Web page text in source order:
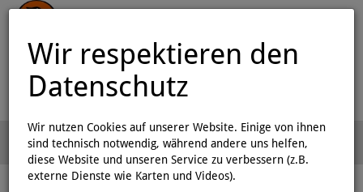
Wir respektieren den
Datenschutz
Wir nutzen Cookies auf unserer Website. Einige von ihnen
sind technisch notwendig, während andere uns helfen,
diese Website und unseren Service zu verbessern (z.B.
externe Dienste wie Karten und Videos).
Menü